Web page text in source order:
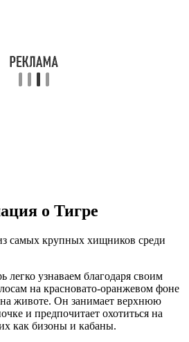
о Тигре
самых крупных хищников среди
легко узнаваем благодаря своим
на красновато-оранжевом фоне
животе. Он занимает верхнюю
и предпочитает охотиться на
как бизоны и кабаны.